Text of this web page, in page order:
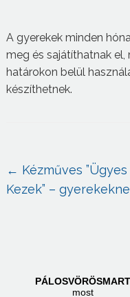
A gyerekek minden
meg és sajátíthatnak
határokon belül
készíthetnek.
← Kézműves ”Ügyes
Kezek” –